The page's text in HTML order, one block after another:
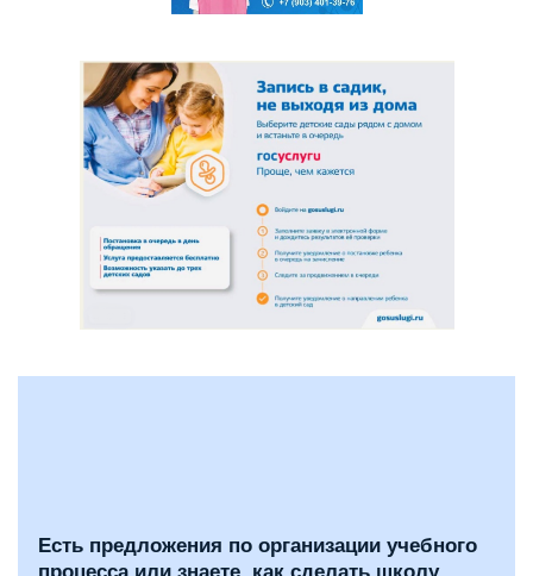
Есть предложения по организации учебного